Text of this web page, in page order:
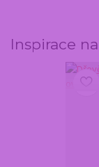
Inspirace